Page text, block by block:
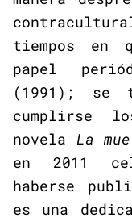
tiempos en
papel
(1991); se
cumplirse
novela La
en 2011
haberse
es una